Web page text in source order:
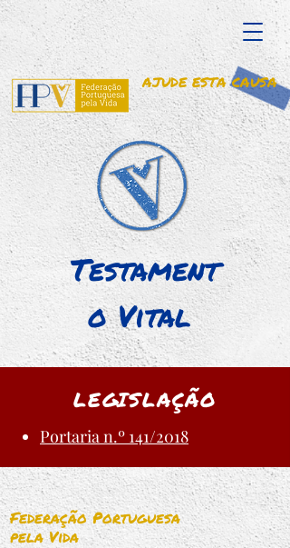
AJUDE ESTA CAUSA
Testament
o Vital
LEGISLAÇÃO
Portaria n.º 141/2018
Federação Portuguesa
pela Vida